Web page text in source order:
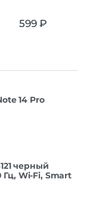
599₽
14 Pro
черный
Гц, Wi-Fi, Smart